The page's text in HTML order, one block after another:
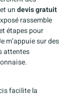
undevis gratuit
rassemble
étapes pour
m’appuie sur des
attentes
facilite la